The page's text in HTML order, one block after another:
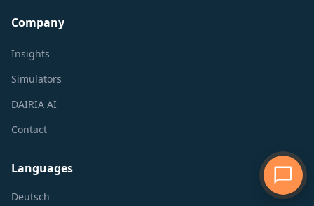
Company
Insights
Simulators
DAIRIA AI
Contact
Languages
Deutsch